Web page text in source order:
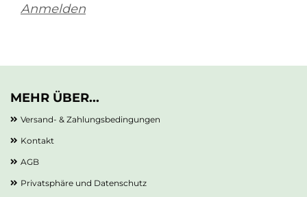
Anmelden
MEHR ÜBER...
Versand- & Zahlungsbedingungen
Kontakt
AGB
Privatsphäre und Datenschutz